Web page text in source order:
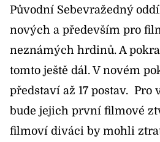
Původní Sebevražedný
nových a především pro
neznámých hrdinů. A
tomto ještě dál. V novém
představí až 17 postav. Pro
bude jejich první filmové
filmoví diváci by mohli